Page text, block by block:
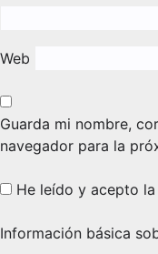
Web
Guarda mi nombre,
navegador para la
He leído y acepto la
Información básica